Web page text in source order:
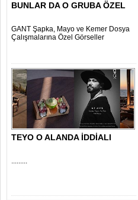
BUNLAR DA O GRUBA ÖZEL
GANT Şapka, Mayo ve Kemer Dosya
Çalışmalarına Özel Görseller
TEYO O ALANDA İDDİALI
.........